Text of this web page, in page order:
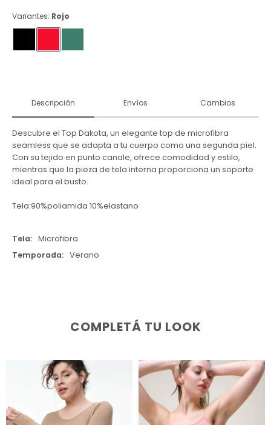
Variantes: Rojo
Descripción Envíos Cambios
Descubre el Top Dakota, un elegante top de microfibra
seamless que se adapta a tu cuerpo como una segunda piel.
Con su tejido en punto canale, ofrece comodidad y estilo,
mientras que la pieza de tela interna proporciona un soporte
ideal para el busto.
Tela:90%poliamida 10%elastano
Tela
Microfibra
Temporada
Verano
COMPLETÁ TU LOOK